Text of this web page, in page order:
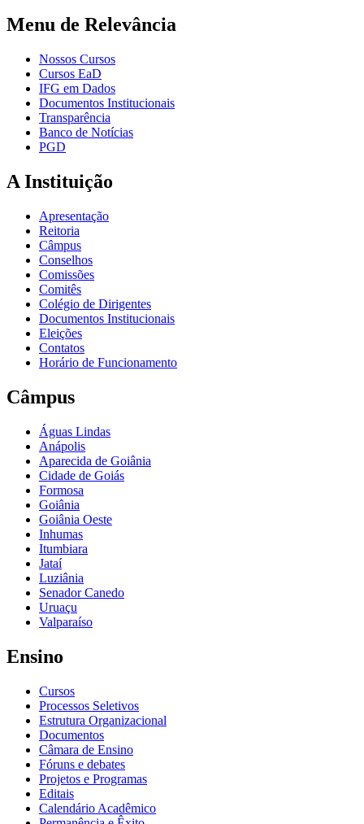
Menu de Relevância
Nossos Cursos
Cursos EaD
IFG em Dados
Documentos Institucionais
Transparência
Banco de Notícias
PGD
A Instituição
Apresentação
Reitoria
Câmpus
Conselhos
Comissões
Comitês
Colégio de Dirigentes
Documentos Institucionais
Eleições
Contatos
Horário de Funcionamento
Câmpus
Águas Lindas
Anápolis
Aparecida de Goiânia
Cidade de Goiás
Formosa
Goiânia
Goiânia Oeste
Inhumas
Itumbiara
Jataí
Luziânia
Senador Canedo
Uruaçu
Valparaíso
Ensino
Cursos
Processos Seletivos
Estrutura Organizacional
Documentos
Câmara de Ensino
Fóruns e debates
Projetos e Programas
Editais
Calendário Acadêmico